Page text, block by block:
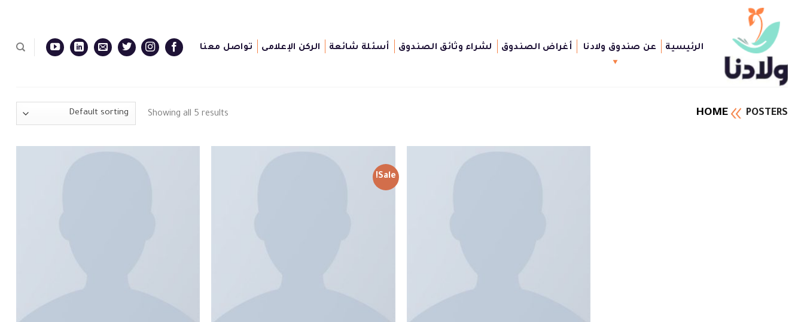
content
الرئيسية
عن صندوق ولادنا أغراض الصندوق لشراء وثائق الصندوق أسئلة شائعة الركن الإعلامى تواصل معنا
HOME POSTERS
Showing all 5 results
Sale!